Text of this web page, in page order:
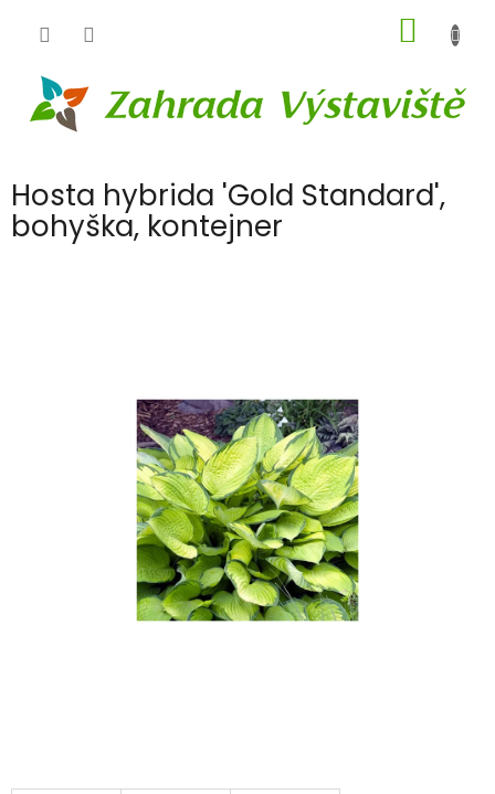
KOŠÍK
Hosta hybrida 'Gold Standard',
bohyška, kontejner